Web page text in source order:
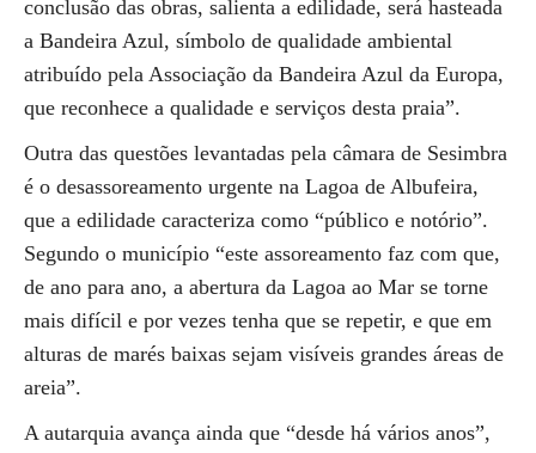
conclusão das obras, salienta a edilidade, será hasteada
a Bandeira Azul, símbolo de qualidade ambiental
atribuído pela Associação da Bandeira Azul da Europa,
que reconhece a qualidade e serviços desta praia”.
Outra das questões levantadas pela câmara de Sesimbra
é o desassoreamento urgente na Lagoa de Albufeira,
que a edilidade caracteriza como “público e notório”.
Segundo o município “este assoreamento faz com que,
de ano para ano, a abertura da Lagoa ao Mar se torne
mais difícil e por vezes tenha que se repetir, e que em
alturas de marés baixas sejam visíveis grandes áreas de
areia”.
A autarquia avança ainda que “desde há vários anos”,